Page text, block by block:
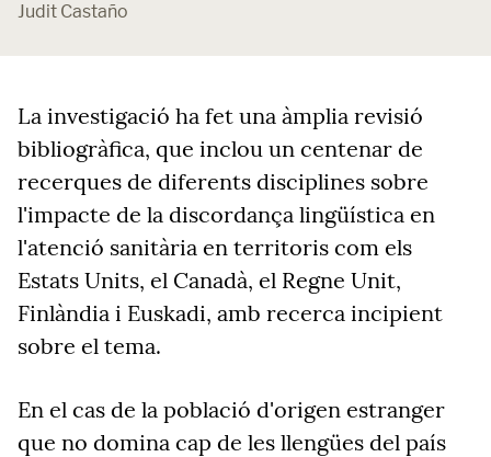
Judit Castaño
La investigació ha fet una àmplia revisió
bibliogràfica, que inclou un centenar de
recerques de diferents disciplines sobre
l'impacte de la discordança lingüística en
l'atenció sanitària en territoris com els
Estats Units, el Canadà, el Regne Unit,
Finlàndia i Euskadi, amb recerca incipient
sobre el tema.
En el cas de la població d'origen estranger
que no domina cap de les llengües del país